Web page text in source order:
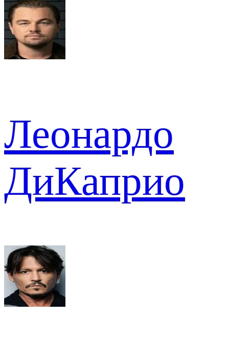
Леонардо
ДиКаприо